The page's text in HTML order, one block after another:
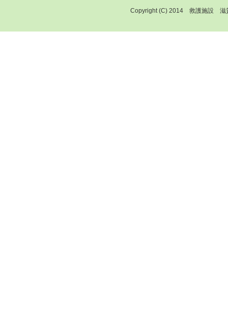
Copyright (C) 2014 救護施設 滋